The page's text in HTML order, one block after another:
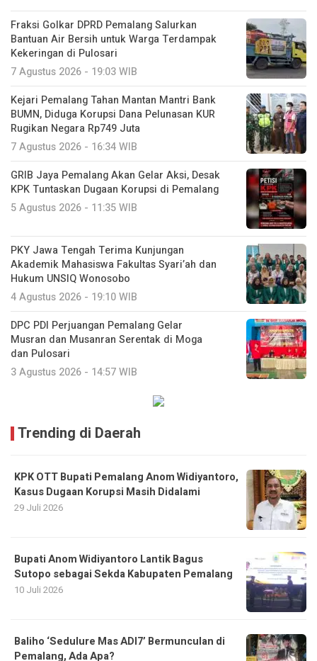
Fraksi Golkar DPRD Pemalang Salurkan
Bantuan Air Bersih untuk Warga Terdampak
Kekeringan di Pulosari
7 Agustus 2026 - 19:03 WIB
Kejari Pemalang Tahan Mantan Mantri Bank
BUMN, Diduga Korupsi Dana Pelunasan KUR
Rugikan Negara Rp749 Juta
7 Agustus 2026 - 16:34 WIB
GRIB Jaya Pemalang Akan Gelar Aksi, Desak
KPK Tuntaskan Dugaan Korupsi di Pemalang
5 Agustus 2026 - 11:35 WIB
PKY Jawa Tengah Terima Kunjungan
Akademik Mahasiswa Fakultas Syari’ah dan
Hukum UNSIQ Wonosobo
4 Agustus 2026 - 19:10 WIB
DPC PDI Perjuangan Pemalang Gelar
Musran dan Musanran Serentak di Moga
dan Pulosari
3 Agustus 2026 - 14:57 WIB
Trending di Daerah
KPK OTT Bupati Pemalang Anom Widiyantoro,
Kasus Dugaan Korupsi Masih Didalami
29 Juli 2026
Bupati Anom Widiyantoro Lantik Bagus
Sutopo sebagai Sekda Kabupaten Pemalang
10 Juli 2026
Baliho ‘Sedulure Mas ADI7’ Bermunculan di
Pemalang, Ada Apa?